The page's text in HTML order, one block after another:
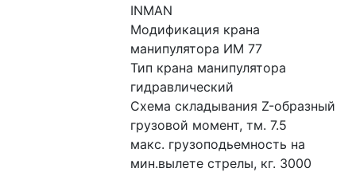
INMAN
Модификация крана
манипулятора ИМ 77
Тип крана манипулятора
гидравлический
Схема складывания Z-образный
грузовой момент, тм. 7.5
макс. грузоподьемность на
мин.вылете стрелы, кг. 3000